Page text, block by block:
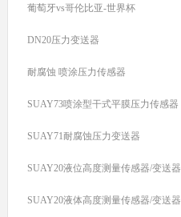
葡萄牙vs哥伦比亚-世界杯
DN20压力变送器
耐腐蚀 喷涂压力传感器
SUAY73喷涂型干式平膜压力传感器
SUAY71耐腐蚀压力变送器
SUAY20液位高度测量传感器/变送器
SUAY20液体高度测量传感器/变送器